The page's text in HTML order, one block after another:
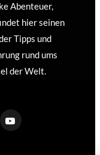
Abenteuer,
hier seinen
Tipps und
rund ums
der Welt.